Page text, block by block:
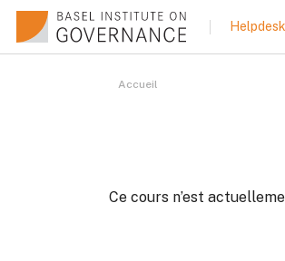
Passer au contenu principal
Helpdesk
Accueil
Ce cours n’est